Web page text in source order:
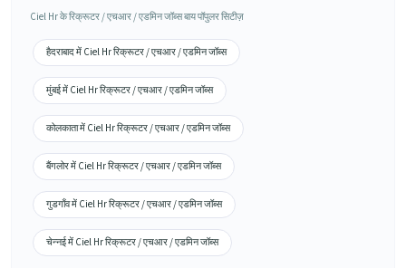
Ciel Hr के रिक्रूटर / एचआर / एडमिन जॉब्स बाय पॉपुलर सिटीज़
हैदराबाद में Ciel Hr रिक्रूटर / एचआर / एडमिन जॉब्स
मुंबई में Ciel Hr रिक्रूटर / एचआर / एडमिन जॉब्स
कोलकाता में Ciel Hr रिक्रूटर / एचआर / एडमिन जॉब्स
बैंगलोर में Ciel Hr रिक्रूटर / एचआर / एडमिन जॉब्स
गुडगाँव में Ciel Hr रिक्रूटर / एचआर / एडमिन जॉब्स
चेन्नई में Ciel Hr रिक्रूटर / एचआर / एडमिन जॉब्स